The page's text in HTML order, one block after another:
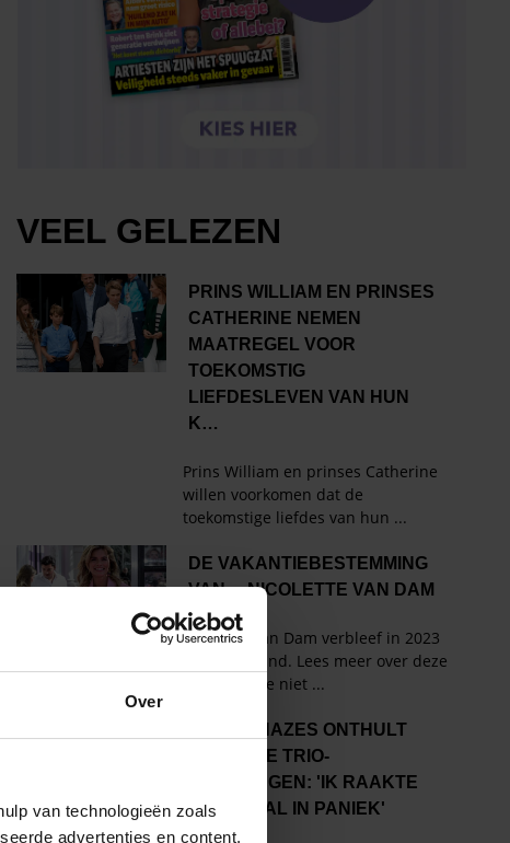
Over
van technologieën zoals
advertenties en content,